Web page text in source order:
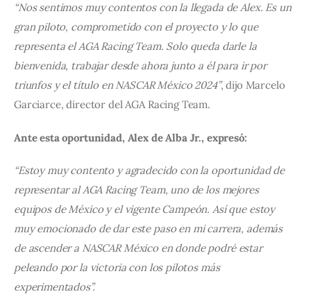
“Nos sentimos muy contentos con la llegada de Alex. Es un
gran piloto, comprometido con el proyecto y lo que
representa el AGA Racing Team. Solo queda darle la
bienvenida, trabajar desde ahora junto a él para ir por
triunfos y el título en NASCAR México 2024”, dijo Marcelo
Garciarce, director del AGA Racing Team.
Ante esta oportunidad, Alex de Alba Jr., expresó:
“Estoy muy contento y agradecido con la oportunidad de
representar al AGA Racing Team, uno de los mejores
equipos de México y el vigente Campeón. Así que estoy
muy emocionado de dar este paso en mi carrera, además
de ascender a NASCAR México en donde podré estar
peleando por la victoria con los pilotos más
experimentados”.